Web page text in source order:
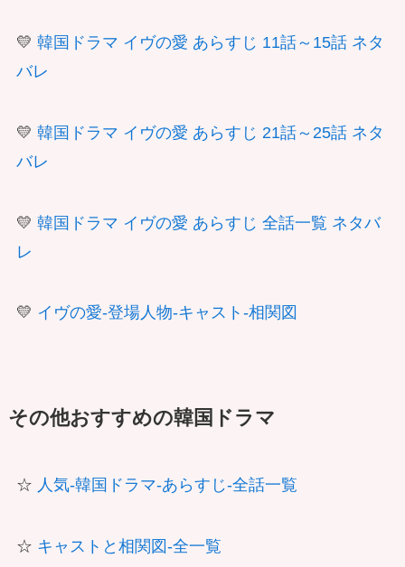
💛 韓国ドラマ イヴの愛 あらすじ 11話～15話 ネタ
バレ
💛 韓国ドラマ イヴの愛 あらすじ 21話～25話 ネタ
バレ
💛 韓国ドラマ イヴの愛 あらすじ 全話一覧 ネタバ
レ
💛 イヴの愛-登場人物-キャスト-相関図
その他おすすめの韓国ドラマ
☆ 人気-韓国ドラマ-あらすじ-全話一覧
☆ キャストと相関図-全一覧